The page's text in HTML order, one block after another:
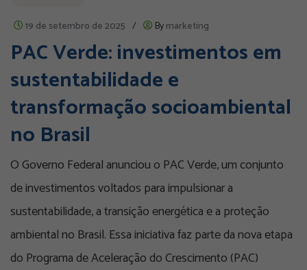
19 de setembro de 2025 / Bymarketing
PAC Verde: investimentos em
sustentabilidade e
transformação socioambiental
no Brasil
O Governo Federal anunciou o PAC Verde, um conjunto
de investimentos voltados para impulsionar a
sustentabilidade, a transição energética e a proteção
ambiental no Brasil. Essa iniciativa faz parte da nova etapa
do Programa de Aceleração do Crescimento (PAC)